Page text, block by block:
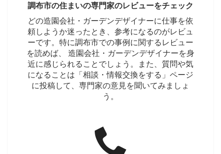
調布市の住まいの専門家のレビューをチェック
どの造園会社・ガーデンデザイナーに仕事を依
頼しようか迷ったとき、参考になるのがレビュ
ーです。特に調布市での事例に関するレビュー
を読めば、 造園会社・ガーデンデザイナーを身
近に感じられることでしょう。また、質問や気
になることは「相談・情報交換をする」ページ
に投稿して、専門家の意見を聞いてみましょ
う。